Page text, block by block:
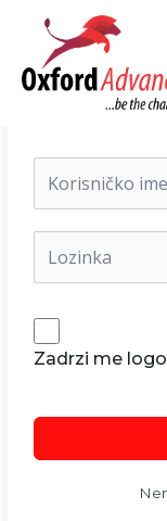
Dobrodošli
Zadrzi me